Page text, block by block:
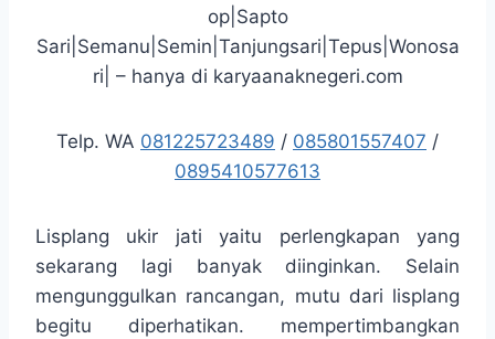
op|Sapto
Sari|Semanu|Semin|Tanjungsari|Tepus|Wonosa
ri| – hanya di karyaanaknegeri.com
Telp. WA 081225723489 / 085801557407 /
0895410577613
Lisplang ukir jati yaitu perlengkapan yang
sekarang lagi banyak diinginkan. Selain
mengunggulkan rancangan, mutu dari lisplang
begitu diperhatikan. mempertimbangkan